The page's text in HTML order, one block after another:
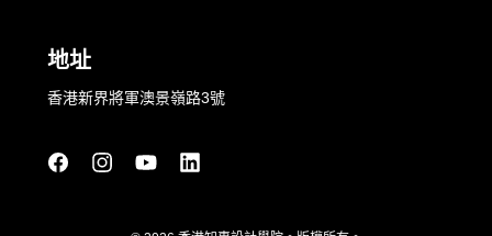
地址
香港新界將軍澳景嶺路3號